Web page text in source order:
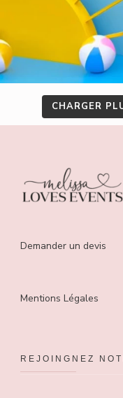
CHARGER
Demander un devis
Mentions Légales
REJOINGNEZ